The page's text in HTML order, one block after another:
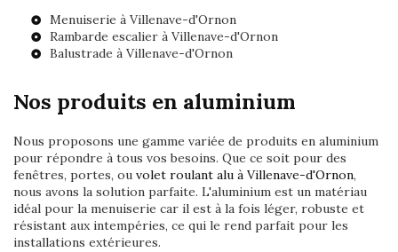
Menuiserie à Villenave-d'Ornon
Rambarde escalier à Villenave-d'Ornon
Balustrade à Villenave-d'Ornon
Nos produits en aluminium
Nous proposons une gamme variée de produits en aluminium
pour répondre à tous vos besoins. Que ce soit pour des
fenêtres, portes, ou volet roulant alu à Villenave-d'Ornon,
nous avons la solution parfaite. L'aluminium est un matériau
idéal pour la menuiserie car il est à la fois léger, robuste et
résistant aux intempéries, ce qui le rend parfait pour les
installations extérieures.